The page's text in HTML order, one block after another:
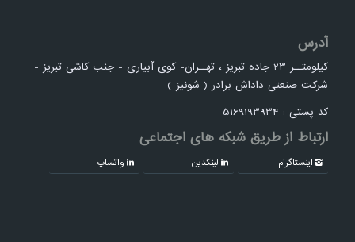
آدرس
کیلومتــر 23 جاده تبریز ، تهــران- کوی آبیاری - جنب کاشی تبریز -
شرکت صنعتی داداش برادر ( شونیز )
کد پستی : 5169193934
ارتباط از طریق شبکه های اجتماعی
اینستاگرام لینکدین واتساپ